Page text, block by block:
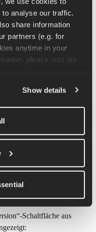
analyse our traffic.
share information
partners (e.g. for
anytime in your
Show details
Schritten
möglich, deinen Plan
Änderungen
deiner
verwalten“
neuesten
wird?
Schaltfläche aus